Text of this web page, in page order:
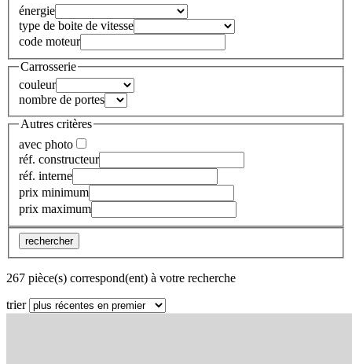
énergie
type de boite de vitesse
code moteur
Carrosserie
couleur
nombre de portes
Autres critères
avec photo
réf. constructeur
réf. interne
prix minimum
prix maximum
rechercher
267 pièce(s) correspond(ent) à votre recherche
trier